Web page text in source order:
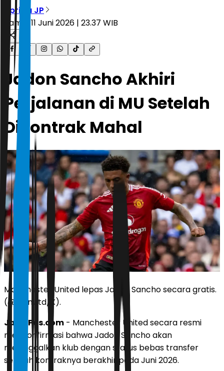
Aprillia JP
Kamis, 11 Juni 2026 | 23.37 WIB
Jadon Sancho Akhiri
Perjalanan di MU Setelah
Dikontrak Mahal
Manchester United lepas Jadon Sancho secara gratis.
(@ManUtd/X).
JawaPos.com - Manchester United secara resmi
mengonfirmasi bahwa Jadon Sancho akan
meninggalkan klub dengan status bebas transfer
setelah kontraknya berakhir pada Juni 2026.